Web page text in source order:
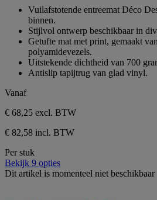
sterren.
Vuilafstotende entreemat Déco
binnen.
Stijlvol ontwerp beschikbaar in
Getufte mat met print, gemaakt
polyamidevezels.
Uitstekende dichtheid van 700
Antislip tapijtrug van glad vinyl.
Vanaf
€ 68,25 excl. BTW
€ 82,58 incl. BTW
Per stuk
Bekijk 9 opties
Dit artikel is momenteel niet beschikbaar